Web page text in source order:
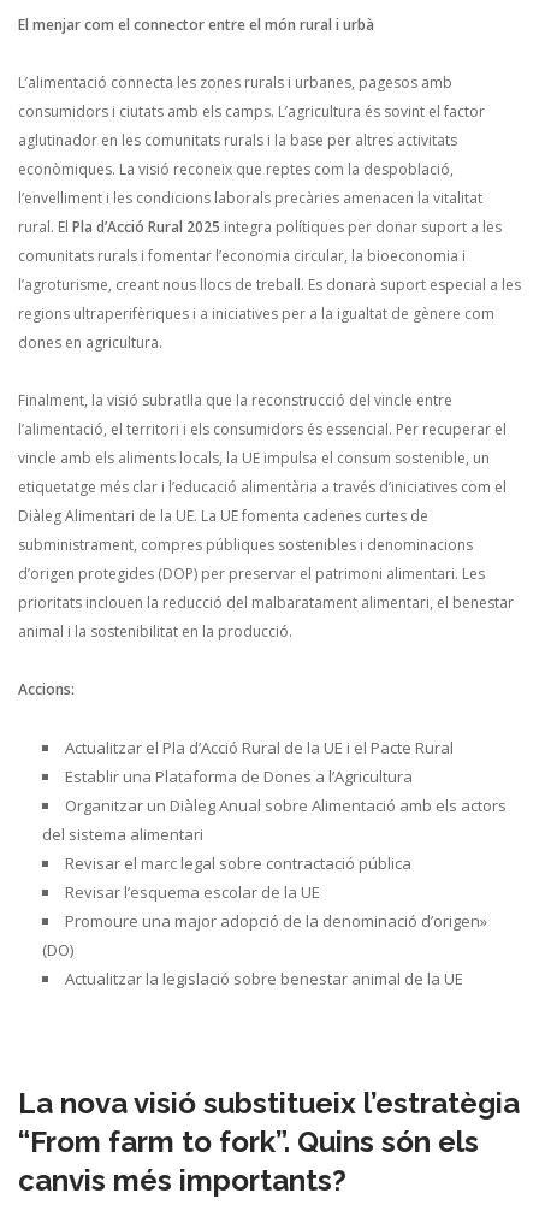
El menjar com el connector entre el món rural i urbà
L’alimentació connecta les zones rurals i urbanes, pagesos amb
consumidors i ciutats amb els camps. L’agricultura és sovint el factor
aglutinador en les comunitats rurals i la base per altres activitats
econòmiques. La visió reconeix que reptes com la despoblació,
l’envelliment i les condicions laborals precàries amenacen la vitalitat
rural. El Pla d’Acció Rural 2025 integra polítiques per donar suport a les
comunitats rurals i fomentar l’economia circular, la bioeconomia i
l’agroturisme, creant nous llocs de treball. Es donarà suport especial a les
regions ultraperifèriques i a iniciatives per a la igualtat de gènere com
dones en agricultura.
Finalment, la visió subratlla que la reconstrucció del vincle entre
l’alimentació, el territori i els consumidors és essencial. Per recuperar el
vincle amb els aliments locals, la UE impulsa el consum sostenible, un
etiquetatge més clar i l’educació alimentària a través d’iniciatives com el
Diàleg Alimentari de la UE. La UE fomenta cadenes curtes de
subministrament, compres públiques sostenibles i denominacions
d’origen protegides (DOP) per preservar el patrimoni alimentari. Les
prioritats inclouen la reducció del malbaratament alimentari, el benestar
animal i la sostenibilitat en la producció.
Accions:
Actualitzar el Pla d’Acció Rural de la UE i el Pacte Rural
Establir una Plataforma de Dones a l’Agricultura
Organitzar un Diàleg Anual sobre Alimentació amb els actors
del sistema alimentari
Revisar el marc legal sobre contractació pública
Revisar l’esquema escolar de la UE
Promoure una major adopció de la denominació d’origen»
(DO)
Actualitzar la legislació sobre benestar animal de la UE
La nova visió substitueix l’estratègia
“From farm to fork”. Quins són els
canvis més importants?